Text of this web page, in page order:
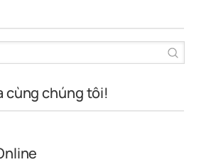
cùng chúng tôi!